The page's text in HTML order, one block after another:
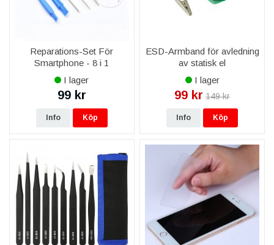
Ja, via vår mobilreparation byter vi skärm, batteri och baksida
på Samsung Galaxy Xcover 2 S7710.
Reparations-Set För
Smartphone - 8 i 1
I lager
99 kr
Info Köp
ESD-Armband för avledning
av statisk el
I lager
99 kr 149 kr
Info Köp